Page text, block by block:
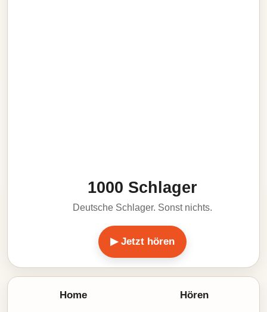
1000 Schlager
Deutsche Schlager. Sonst nichts.
▶ Jetzt hören
Home Hören